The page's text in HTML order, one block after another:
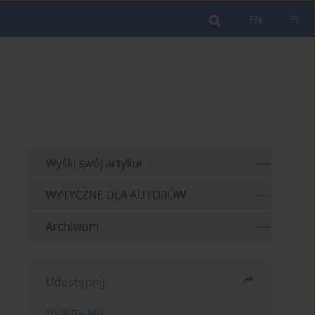
PL
EN
Wyślij swój artykuł
WYTYCZNE DLA AUTORÓW
Archiwum
Udostępnij
Wyślij mailem